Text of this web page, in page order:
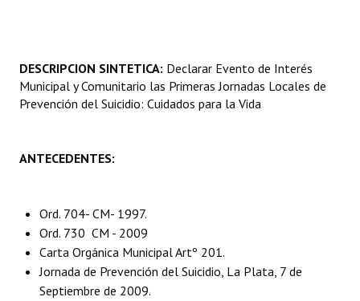
Digesto
DOCUMENTOS
Proyectos Presentados
Dictámenes Asesoría Letrada
Actas de Sesión
DESCRIPCION SINTETICA: Declarar Evento de Interés
Municipal y Comunitario las Primeras Jornadas Locales de
Prevención del Suicidio: Cuidados para la Vida
ANTECEDENTES:
Ord. 704- CM- 1997.
Ord. 730  CM - 2009
Carta Orgánica Municipal Artº 201.
Jornada de Prevención del Suicidio, La Plata, 7 de
Septiembre de 2009.